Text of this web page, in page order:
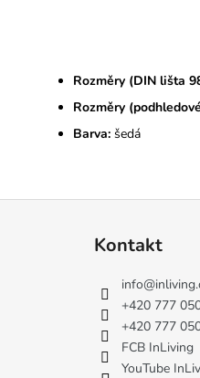
Rozměry (DIN lišta
Rozměry
Barva: šedá
Kontakt
info@
+420 777
+420 777
FCB InLiving
YouTube